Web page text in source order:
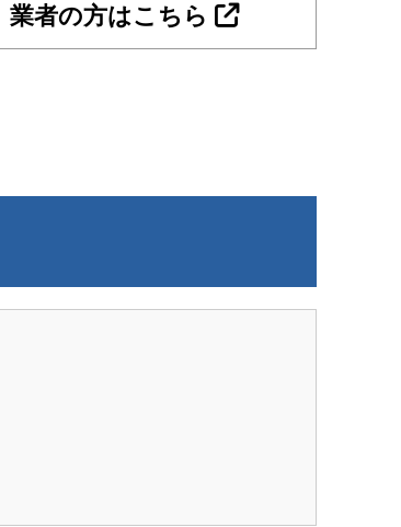
業者の方はこちら